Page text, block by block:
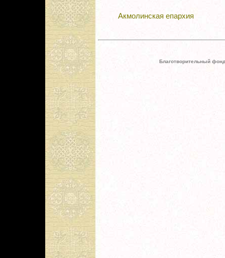
Акмолинская епархия
Благотворительный